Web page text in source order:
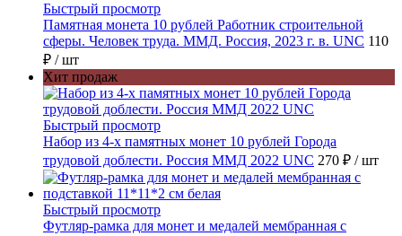
Быстрый просмотр
Памятная монета 10 рублей Работник строительной
сферы. Человек труда. ММД. Россия, 2023 г. в. UNC 110
₽ / шт
Хит продаж
Быстрый просмотр
Набор из 4-х памятных монет 10 рублей Города
трудовой доблести. Россия ММД 2022 UNC 270 ₽ / шт
Быстрый просмотр
Футляр-рамка для монет и медалей мембранная с